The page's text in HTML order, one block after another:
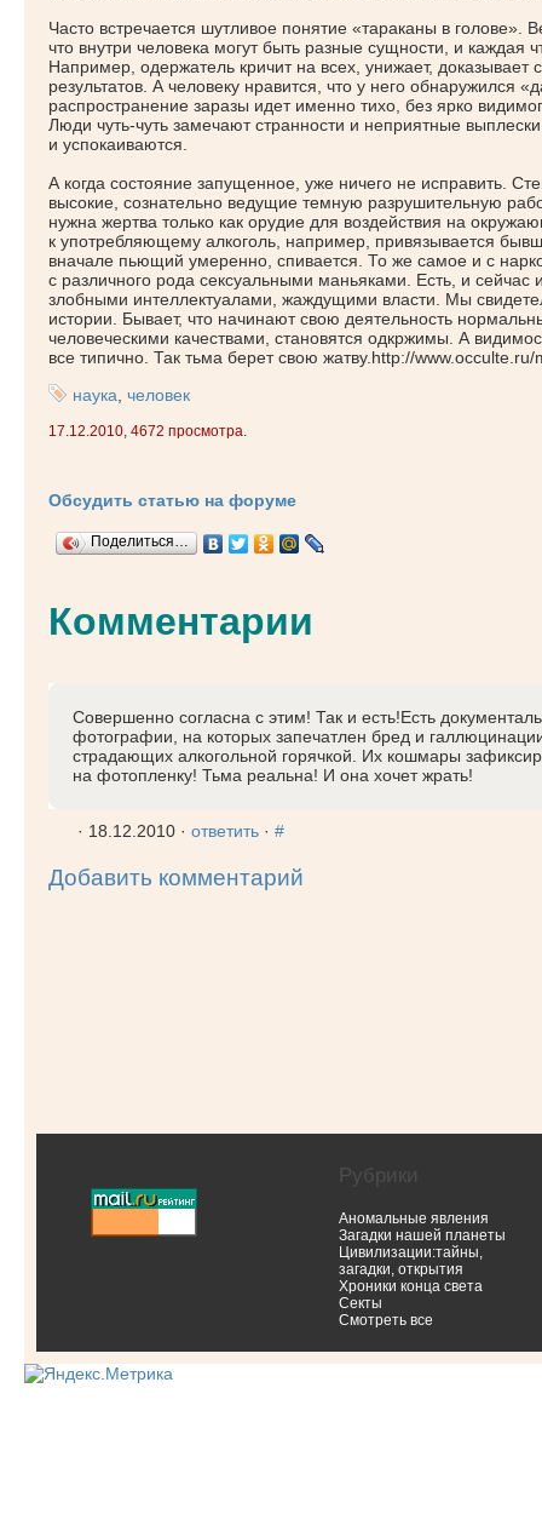
Часто встречается шутливое понятие «тараканы в голове».
что внутри человека могут быть разные сущности, и каждая
Например, одержатель кричит на всех, унижает, доказывает
результатов. А человеку нравится, что у него обнаружился «
распространение заразы идет именно тихо, без ярко
Люди чуть-чуть замечают странности и неприятные
и успокаиваются.
А когда состояние запущенное, уже ничего не исправить.
высокие, сознательно ведущие темную разрушительную
нужна жертва только как орудие для воздействия на
к употребляющему алкоголь, например, привязывается
вначале пьющий умеренно, спивается. То же самое и с
с различного рода сексуальными маньяками. Есть, и сейчас
злобными интеллектуалами, жаждущими власти. Мы
истории. Бывает, что начинают свою деятельность
человеческими качествами, становятся одкржимы. А
все типично. Так тьма берет свою жатву.http://
наука человек
17.12.2010, 4672 просмотра.
Обсудить статью на форуме
Поделиться…
Комментарии
Совершенно согласна с этим! Так и есть!Есть
фотографии, на которых запечатлен бред и
страдающих алкогольной горячкой. Их кошмары
на фотопленку! Тьма реальна! И она хочет жрать!
· 18.12.2010 · ответить · #
Добавить комментарий
Рубрики
Аномальные явления
Загадки нашей планеты
Цивилизации:тайны,
загадки, открытия
Хроники конца света
Секты
Смотреть все